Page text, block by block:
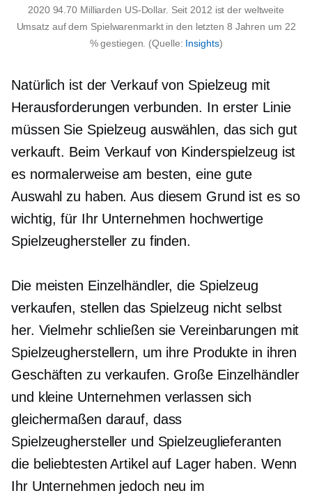
2020 94.70 Milliarden US-Dollar. Seit 2012 ist der weltweite
Umsatz auf dem Spielwarenmarkt in den letzten 8 Jahren um 22
% gestiegen. (Quelle: Insights)
Natürlich ist der Verkauf von Spielzeug mit
Herausforderungen verbunden. In erster Linie
müssen Sie Spielzeug auswählen, das sich gut
verkauft. Beim Verkauf von Kinderspielzeug ist
es normalerweise am besten, eine gute
Auswahl zu haben. Aus diesem Grund ist es so
wichtig, für Ihr Unternehmen hochwertige
Spielzeughersteller zu finden.
Die meisten Einzelhändler, die Spielzeug
verkaufen, stellen das Spielzeug nicht selbst
her. Vielmehr schließen sie Vereinbarungen mit
Spielzeugherstellern, um ihre Produkte in ihren
Geschäften zu verkaufen. Große Einzelhändler
und kleine Unternehmen verlassen sich
gleichermaßen darauf, dass
Spielzeughersteller und Spielzeuglieferanten
die beliebtesten Artikel auf Lager haben. Wenn
Ihr Unternehmen jedoch neu im